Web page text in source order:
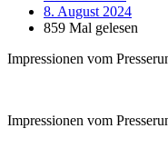
8. August 2024
859 Mal gelesen
Impressionen vom
Impressionen vom